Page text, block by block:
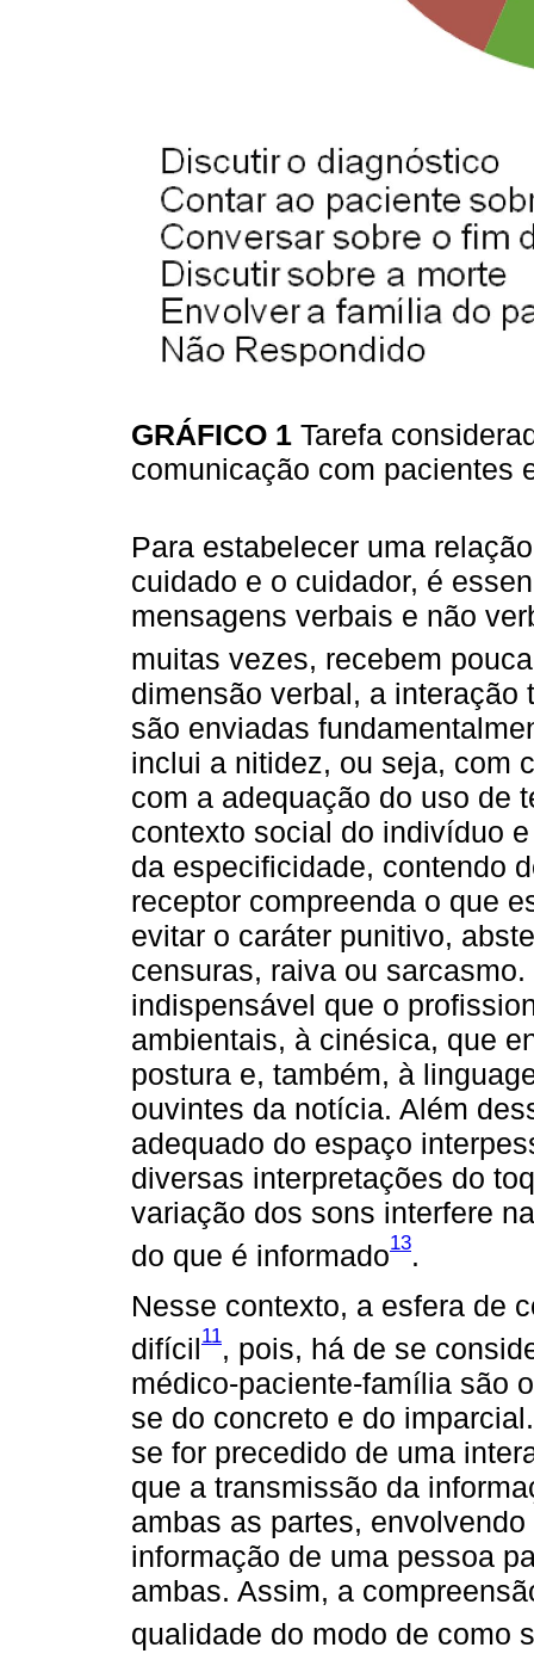
GRÁFICO 1 Tarefa
comunicação com pacientes
Para estabelecer uma
cuidado e o cuidador, é
mensagens verbais e não
muitas vezes, recebem
dimensão verbal, a
são enviadas
inclui a nitidez, ou seja, com
com a adequação do uso de
contexto social do indivíduo
da especificidade, contendo
receptor compreenda o que
evitar o caráter punitivo,
censuras, raiva ou
indispensável que o
ambientais, à cinésica, que
postura e, também, à
ouvintes da notícia. Além
adequado do espaço
diversas interpretações do
variação dos sons interfere
do que é informado13.
Nesse contexto, a esfera de
difícil11, pois, há de se
médico-paciente-família são
se do concreto e do
se for precedido de uma
que a transmissão da
ambas as partes,
informação de uma pessoa
ambas. Assim, a
qualidade do modo de como